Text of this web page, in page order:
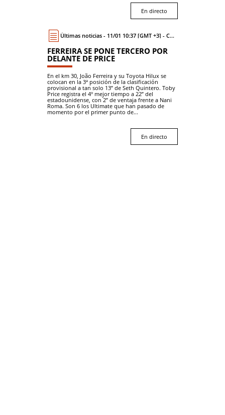
En directo
Últimas noticias - 11/01 10:37 [GMT +3] - Coche
FERREIRA SE PONE TERCERO POR
DELANTE DE PRICE
En el km 30, João Ferreira y su Toyota Hilux se
colocan en la 3ª posición de la clasificación
provisional a tan solo 13” de Seth Quintero. Toby
Price registra el 4º mejor tiempo a 22” del
estadounidense, con 2” de ventaja frente a Nani
Roma. Son 6 los Ultimate que han pasado de
momento por el primer punto de...
En directo